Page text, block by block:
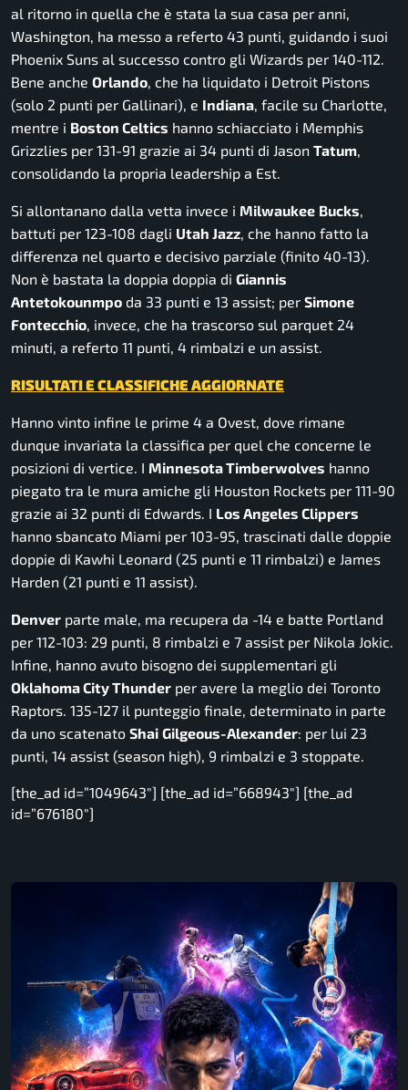
al ritorno in quella che è stata la sua casa per anni,
Washington, ha messo a referto 43 punti, guidando i suoi
Phoenix Suns al successo contro gli Wizards per 140-112.
Bene anche Orlando , che ha liquidato i Detroit Pistons
(solo 2 punti per Gallinari), e Indiana , facile su Charlotte,
mentre i Boston Celtics hanno schiacciato i Memphis
Grizzlies per 131-91 grazie ai 34 punti di Jason Tatum
consolidando la propria leadership a Est.
Si allontanano dalla vetta invece i Milwaukee Bucks
battuti per 123-108 dagli Utah Jazz , che hanno fatto la
differenza nel quarto e decisivo parziale (finito 40-13).
Non è bastata la doppia doppia di Giannis
Antetokounmpo da 33 punti e 13 assist; per Simone
Fontecchio , invece, che ha trascorso sul parquet 24
minuti, a referto 11 punti, 4 rimbalzi e un assist.
RISULTATI E CLASSIFICHE AGGIORNATE
Hanno vinto infine le prime 4 a Ovest, dove rimane
dunque invariata la classifica per quel che concerne le
posizioni di vertice. I Minnesota Timberwolves hanno
piegato tra le mura amiche gli Houston Rockets per 111-90
grazie ai 32 punti di Edwards. I Los Angeles Clippers
hanno sbancato Miami per 103-95, trascinati dalle doppie
doppie di Kawhi Leonard (25 punti e 11 rimbalzi) e James
Harden (21 punti e 11 assist).
Denver parte male, ma recupera da -14 e batte Portland
per 112-103: 29 punti, 8 rimbalzi e 7 assist per Nikola Jokic.
Infine, hanno avuto bisogno dei supplementari gli
Oklahoma City Thunder per avere la meglio dei Toronto
Raptors. 135-127 il punteggio finale, determinato in parte
da uno scatenato Shai Gilgeous-Alexander: per lui 23
punti, 14 assist (season high), 9 rimbalzi e 3 stoppate.
[the_ad id=”1049643″] [the_ad id=”668943″] [the_ad
id=”676180″]